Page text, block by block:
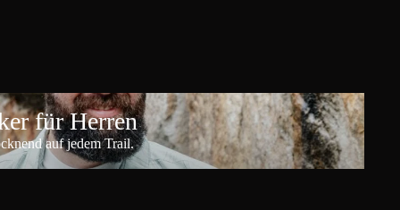
für Herren
auf jedem Trail.